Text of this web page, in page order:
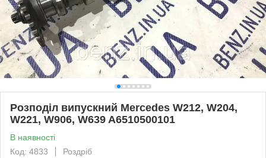
Розподіл випускний Mercedes W212, W204,
W221, W906, W639 A6510500101
В наявності
Код: 4833
Роздріб